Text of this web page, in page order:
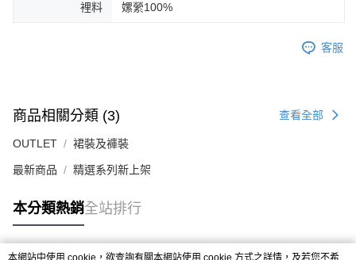
裡料 嫘縈100%
客服
商品相關分類 (3) 查看全部
OUTLET 裙裝及褲裝
最新商品 精選系列新上架
本分類熱銷全站排行
本網站中使用 cookie，欲查詢有關本網站使用 cookie 方式之詳情，及若您不希